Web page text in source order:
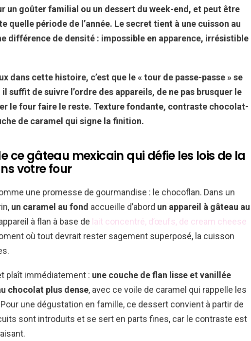
un goûter familial ou un dessert du week-end, et peut être
quelle période de l’année. Le secret tient à une cuisson au
différence de densité : impossible en apparence, irrésistible
dans cette histoire, c’est que le « tour de passe-passe » se
suffit de suivre l’ordre des appareils, de ne pas brusquer le
le four faire le reste. Texture fondante, contraste chocolat-
de caramel qui signe la finition.
ce gâteau mexicain qui défie les lois de la
votre four
une promesse de gourmandise : le chocoflan. Dans un
un caramel au fond accueille d’abord un appareil à gâteau au
à flan à base de lait concentré, d’œufs, de cream cheese
où tout devrait rester sagement superposé, la cuisson
plaît immédiatement : une couche de flan lisse et vanillée
chocolat plus dense, avec ce voile de caramel qui rappelle les
une dégustation en famille, ce dessert convient à partir de
sont introduits et se sert en parts fines, car le contraste est